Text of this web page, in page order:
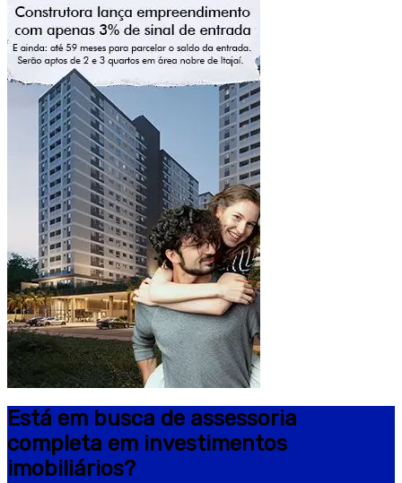
Está em busca de assessoria
completa em investimentos
imobiliários?